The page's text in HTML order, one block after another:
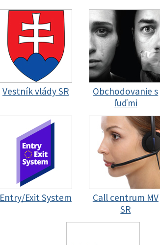
Vestník vlády SR
Obchodovanie s
ľuďmi
Entry/Exit System
Call centrum MV
SR